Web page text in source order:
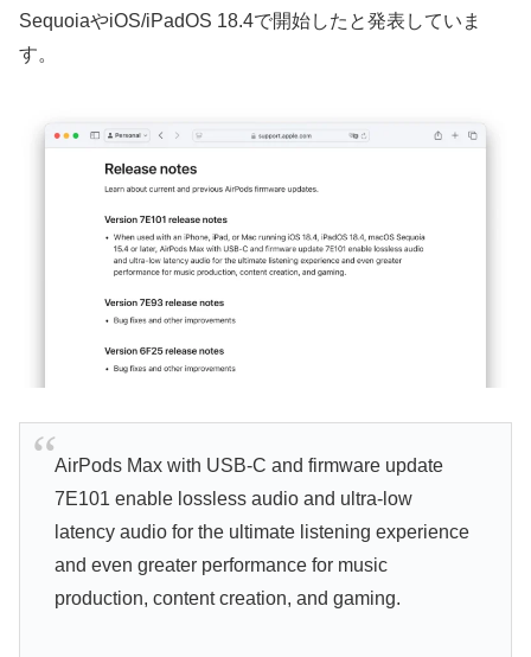
SequoiaやiOS/iPadOS 18.4で開始したと発表していま
す。
AirPods Max with USB-C and firmware update
7E101 enable lossless audio and ultra-low
latency audio for the ultimate listening experience
and even greater performance for music
production, content creation, and gaming.